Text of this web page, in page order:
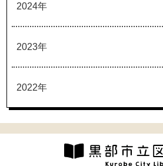
2024年
2023年
2022年